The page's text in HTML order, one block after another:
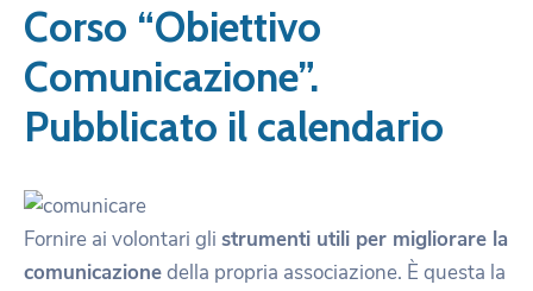
Corso “Obiettivo
Comunicazione”.
Pubblicato il calendario
Fornire ai volontari gli strumenti utili per migliorare la
comunicazionedella propria associazione. È questa la